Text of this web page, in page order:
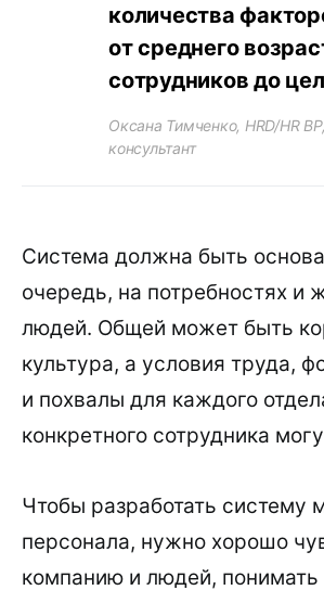
количества
от среднего
сотрудников до
Оксана Тимченко, HRD/HR
консультант
Система должна быть
очередь, на потребностях и
людей. Общей может быть
культура, а условия труда,
и похвалы для каждого
конкретного сотрудника
Чтобы разработать систему
персонала, нужно хорошо
компанию и людей, понимать